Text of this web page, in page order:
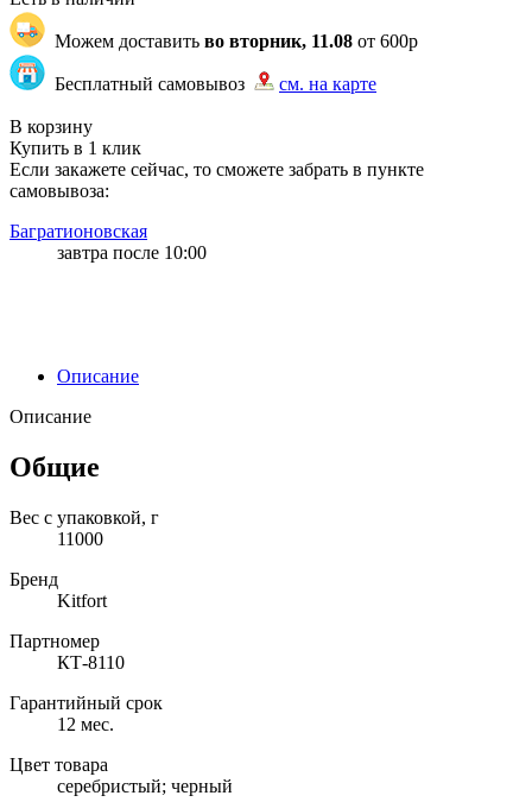
Можем доставить во вторник, 11.08 от 600р
Бесплатный самовывоз
см. на карте
В корзину
Купить в 1 клик
Если закажете сейчас, то сможете забрать в пункте
самовывоза:
Багратионовская
завтра после 10:00
Описание
Описание
Общие
Вес с упаковкой, г
11000
Бренд
Kitfort
Партномер
КТ-8110
Гарантийный срок
12 мес.
Цвет товара
серебристый; черный